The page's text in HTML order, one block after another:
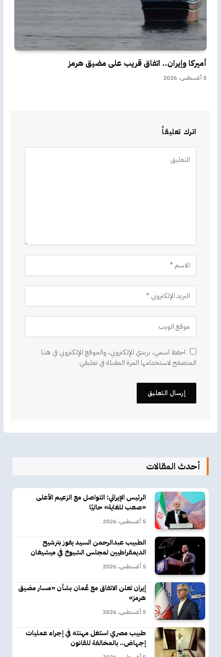
أميركا وإيران.. اتفاق قريب على مضيق هرمز
5 أغسطس، 2026
اترك تعليقاً
احفظ اسمي، بريدي الإلكتروني، والموقع الإلكتروني في هذا
المتصفح لاستخدامها المرة المقبلة في تعليقي.
أحدث المقالات
الرئيس الإيراني: التواصل مع الزعيم الأعلى
«صعب للغاية» حاليًا
5 أغسطس، 2026
الطبيب عبدالرحمن السيد يفوز بترشيح
الديمقراطيين لمجلس الشيوخ في ميشيغان
5 أغسطس، 2026
إيران تعلن الاتفاق مع عُمان بشأن «مسار مضيق
هرمز»
5 أغسطس، 2026
طبيب مصري استغل مهنته في إجراء عمليات
إجهاض.. بالمخالفة للقانون